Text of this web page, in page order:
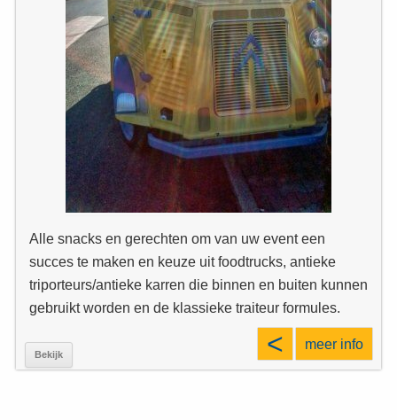
Alle snacks en gerechten om van uw event een
succes te maken en keuze uit foodtrucks, antieke
triporteurs/antieke karren die binnen en buiten kunnen
gebruikt worden en de klassieke traiteur formules.
Bekijk < meer info